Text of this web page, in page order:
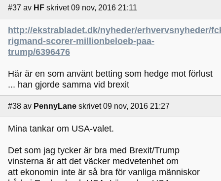
#37 av HF skrivet 09 nov, 2016 21:11
http://ekstrabladet.dk/nyheder/erhvervsnyheder/
rigmand-scorer-millionbeloeb-paa-
trump/6396476
Här är en som använt betting som hedge mot förlust
... han gjorde samma vid brexit
#38 av PennyLane skrivet 09 nov, 2016 21:27
Mina tankar om USA-valet.
Det som jag tycker är bra med Brexit/Trump
vinsterna är att det väcker medvetenhet om
att ekonomin inte är så bra för vanliga människor